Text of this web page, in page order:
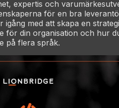
expertis och
för en bra
igång med att skapa en
för din organisation och hur
på flera språk.